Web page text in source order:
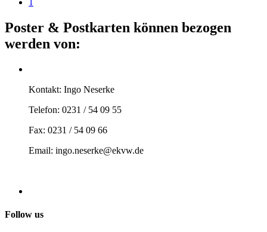
Poster & Postkarten können bezogen
werden von:
Kontakt: Ingo Neserke
Telefon: 0231 / 54 09 55
Fax: 0231 / 54 09 66
Email: ingo.neserke@ekvw.de
Follow us